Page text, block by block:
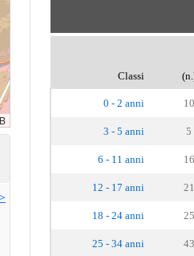
Classi
0 - 2 anni 10
3 - 5 anni 5
6 - 11 anni 16
12 - 17 anni 21
18 - 24 anni 25
25 - 34 anni 43